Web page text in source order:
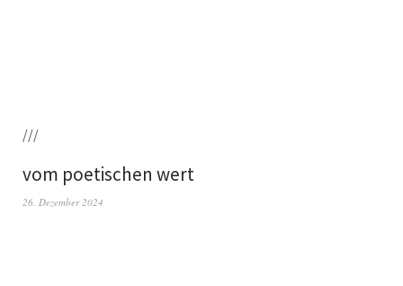
///
vom poetischen wert
26. Dezember 2024